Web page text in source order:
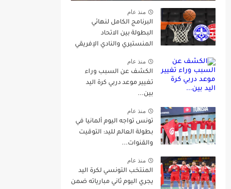
منذ عام
البرنامج الكامل لنهائي
البطولة بين الاتحاد
المنستيري والنادي الإفريقي
منذ عام
الكشف عن السبب وراء
تغيير موعد دربي كرة اليد
بين...
منذ عام
تونس تواجه اليوم ألمانيا في
بطولة العالم لليد: التوقيت
والقنوات...
منذ عام
المنتخب التونسي لكرة اليد
يجري اليوم ثاني مبارياته ضمن